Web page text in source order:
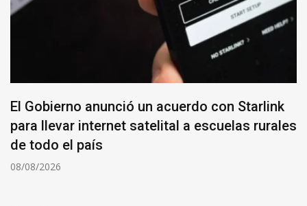
El Gobierno anunció un acuerdo con Starlink
para llevar internet satelital a escuelas rurales
de todo el país
08/08/2026